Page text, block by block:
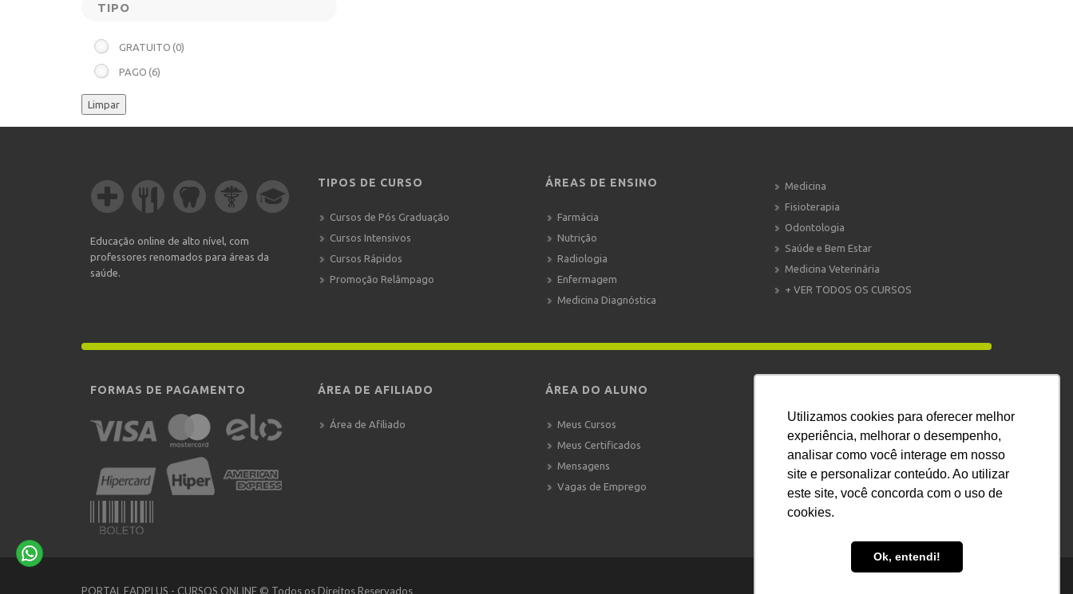
Utilizamos cookies para oferecer melhor
experiência, melhorar o desempenho,
analisar como você interage em nosso
site e personalizar conteúdo. Ao utilizar
este site, você concorda com o uso de
cookies.
Ok, entendi!
TIPO
GRATUITO (0)
PAGO (6)
Limpar
Educação online de alto nível, com
professores renomados para áreas da
saúde.
TIPOS DE CURSO
Cursos de Pós Graduação
Cursos Intensivos
Cursos Rápidos
Promoção Relâmpago
ÁREAS DE ENSINO
Farmácia
Nutrição
Radiologia
Enfermagem
Medicina Diagnóstica
Medicina
Fisioterapia
Odontologia
Saúde e Bem Estar
Medicina Veterinária
+ VER TODOS OS CURSOS
FORMAS DE PAGAMENTO ÁREA DE AFILIADO
Área de Afiliado
ÁREA DO ALUNO
Meus Cursos
Meus Certificados
Mensagens
Vagas de Emprego
WHATSAPP: +55 11 91122-0533
—–
E-MAIL:atendimento@eadplus.com.br
Veja aqui nossos termos de uso.
PORTAL EADPLUS - CURSOS ONLINE © Todos os Direitos Reservados